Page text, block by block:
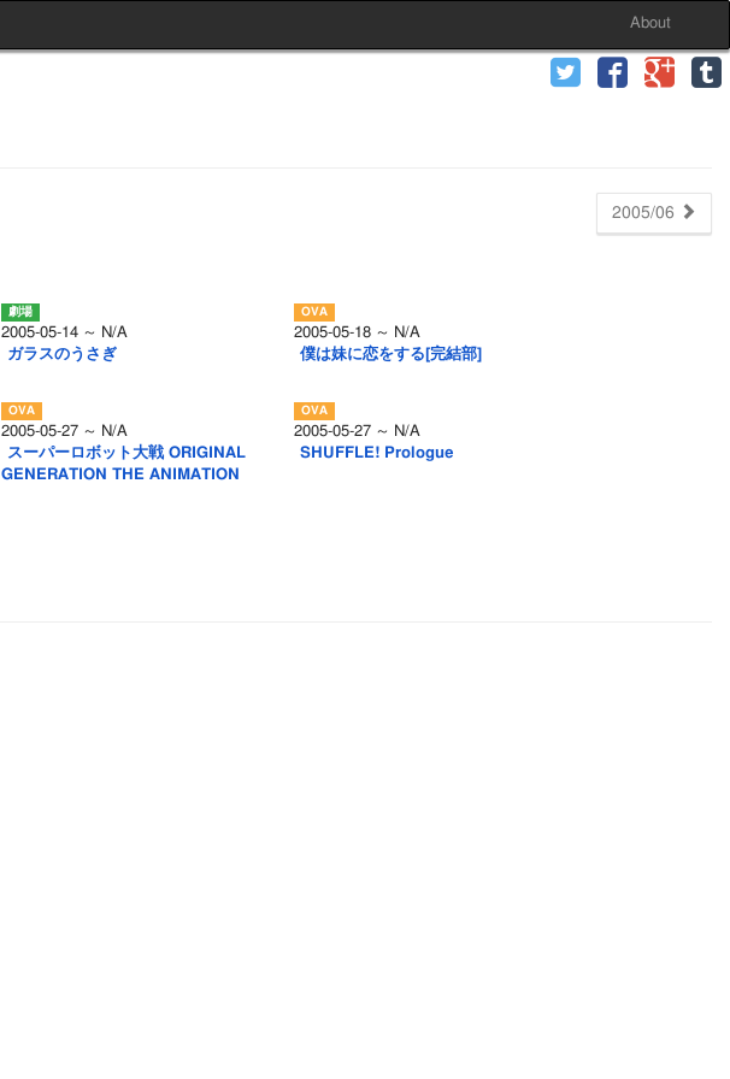
About
2005/06
2005-05-14 ～ N/A
ガラスのうさぎ
2005-05-18 ～ N/A
僕は妹に恋をする[完結部]
2005-05-27 ～ N/A
スーパーロボット大戦 ORIGINAL
GENERATION THE ANIMATION
2005-05-27 ～ N/A
SHUFFLE! Prologue